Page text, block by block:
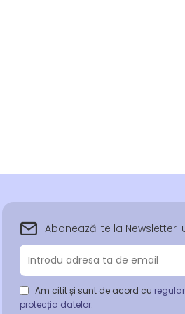
Abonează-te la Newsletter-
Abonează-
te
la
newsletter-
ul
Am citit și sunt de acord cu
protecția datelor.